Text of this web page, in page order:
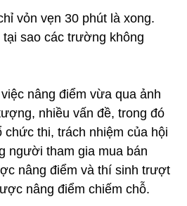
vỏn vẹn 30 phút là xong.
sao các trường không
nâng điểm vừa qua ảnh
nhiều vấn đề, trong đó
chức thi, trách nhiệm của hội
người tham gia mua bán
nâng điểm và thí sinh trượt
nâng điểm chiếm chỗ.